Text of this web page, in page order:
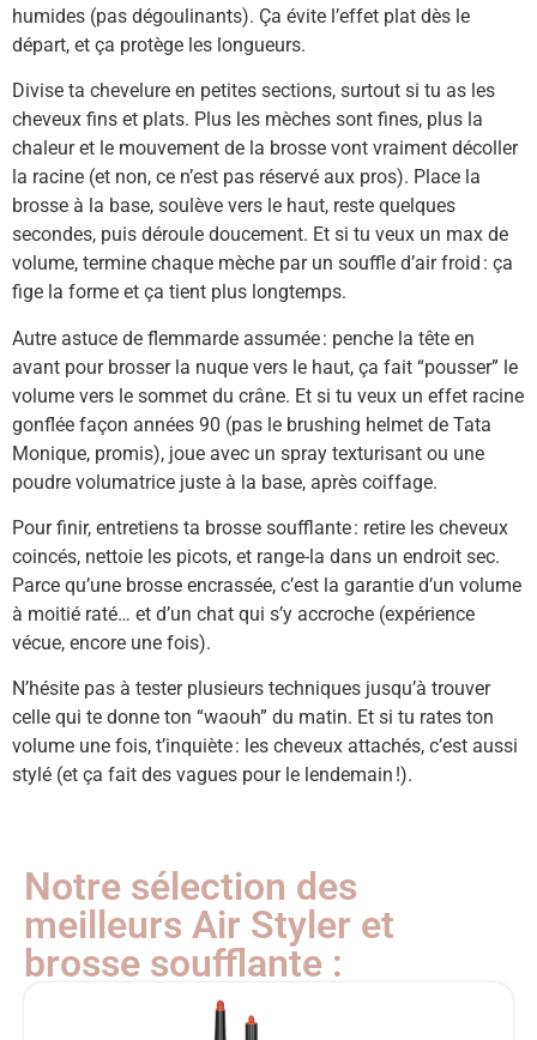
humides (pas dégoulinants). Ça évite l’effet plat dès le
départ, et ça protège les longueurs.
Divise ta chevelure en petites sections, surtout si tu as les
cheveux fins et plats. Plus les mèches sont fines, plus la
chaleur et le mouvement de la brosse vont vraiment décoller
la racine (et non, ce n’est pas réservé aux pros). Place la
brosse à la base, soulève vers le haut, reste quelques
secondes, puis déroule doucement. Et si tu veux un max de
volume, termine chaque mèche par un souffle d’air froid : ça
fige la forme et ça tient plus longtemps.
Autre astuce de flemmarde assumée : penche la tête en
avant pour brosser la nuque vers le haut, ça fait “pousser” le
volume vers le sommet du crâne. Et si tu veux un effet racine
gonflée façon années 90 (pas le brushing helmet de Tata
Monique, promis), joue avec un spray texturisant ou une
poudre volumatrice juste à la base, après coiffage.
Pour finir, entretiens ta brosse soufflante : retire les cheveux
coincés, nettoie les picots, et range-la dans un endroit sec.
Parce qu’une brosse encrassée, c’est la garantie d’un volume
à moitié raté… et d’un chat qui s’y accroche (expérience
vécue, encore une fois).
N’hésite pas à tester plusieurs techniques jusqu’à trouver
celle qui te donne ton “waouh” du matin. Et si tu rates ton
volume une fois, t’inquiète : les cheveux attachés, c’est aussi
stylé (et ça fait des vagues pour le lendemain !).
Notre sélection des
meilleurs Air Styler et
brosse soufflante :